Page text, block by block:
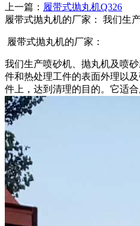
上一篇： 履带式抛丸机Q326
履带式抛丸机的厂家： 我们生
履带式抛丸机的厂家：
我们生产喷砂机、抛丸机及喷
件和热处理工件的表面外理以
件上，达到清理的目的。